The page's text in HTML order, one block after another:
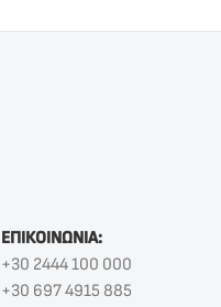
ΕΠΙΚΟΙΝΩΝΙΑ:
+30 2444 100 000
+30 697 4915 885